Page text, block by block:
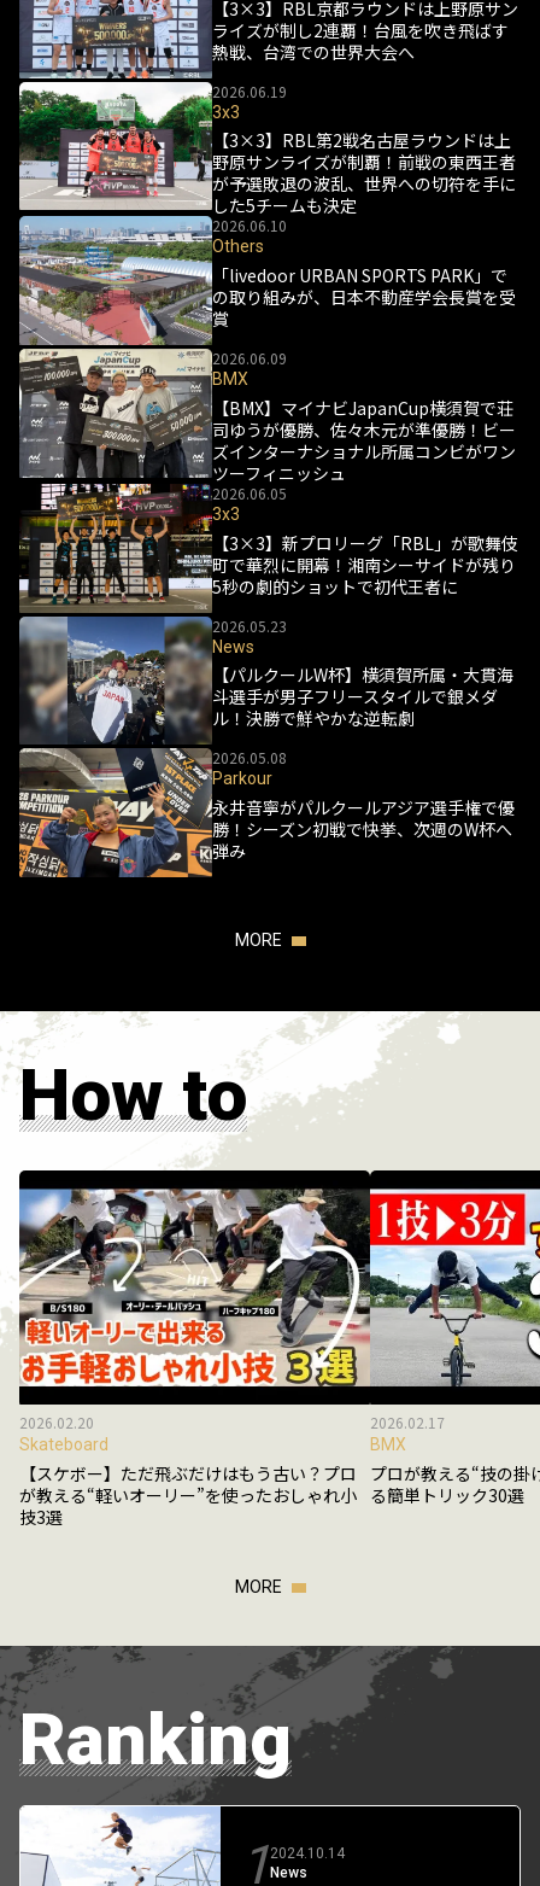
【3×3】RBL京都ラウンドは上野原サン
ライズが制し2連覇！台風を吹き飛ばす
熱戦、台湾での世界大会へ
2026.06.19
3x3
【3×3】RBL第2戦名古屋ラウンドは上
野原サンライズが制覇！前戦の東西王者
が予選敗退の波乱、世界への切符を手に
した5チームも決定
2026.06.10
Others
「livedoor URBAN SPORTS PARK」で
の取り組みが、日本不動産学会長賞を受
賞
2026.06.09
BMX
【BMX】マイナビJapanCup横須賀で荘
司ゆうが優勝、佐々木元が準優勝！ビー
ズインターナショナル所属コンビがワン
ツーフィニッシュ
2026.06.05
3x3
【3×3】新プロリーグ「RBL」が歌舞伎
町で華烈に開幕！湘南シーサイドが残り
5秒の劇的ショットで初代王者に
2026.05.23
News
【パルクールW杯】横須賀所属・大貫海
斗選手が男子フリースタイルで銀メダ
ル！決勝で鮮やかな逆転劇
2026.05.08
Parkour
永井音寧がパルクールアジア選手権で優
勝！シーズン初戦で快挙、次週のW杯へ
弾み
MORE
How to
2026.02.20
Skateboard
【スケボー】ただ飛ぶだけはもう古い？プロ
が教える“軽いオーリー”を使ったおしゃれ小
技3選
2026.02.17
BMX
プロが教える“技の掛
る簡単トリック30選
MORE
Ranking
12024.10.14
News